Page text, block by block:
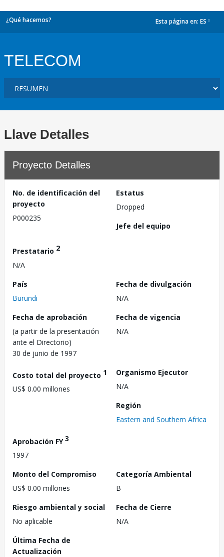
¿Qué hacemos? Esta página en: ES
TELECOM
Llave Detalles
Proyecto Detalles
No. de identificación del
proyecto
P000235
Estatus
Dropped
Jefe del equipo
Prestatario 2
N/A
País
Burundi
Fecha de divulgación
N/A
Fecha de aprobación
(a partir de la presentación
ante el Directorio)
30 de junio de 1997
Fecha de vigencia
N/A
Costo total del proyecto 1
US$ 0.00 millones
Organismo Ejecutor
N/A
Región
Eastern and Southern Africa
Aprobación FY3
1997
Monto del Compromiso
US$ 0.00 millones
Categoría Ambiental
B
Riesgo ambiental y social
No aplicable
Fecha de Cierre
N/A
Última Fecha de
Actualización